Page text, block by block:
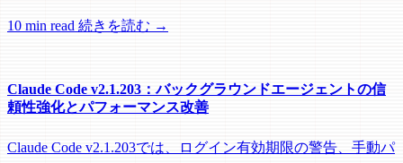
収されるのを防ぐメンテナンスリリースです。
10 min read 続きを読む →
Claude Code v2.1.203：バックグラウンドエージェントの信
頼性強化とパフォーマンス改善
Claude Code v2.1.203では、ログイン有効期限の警告、手動パ